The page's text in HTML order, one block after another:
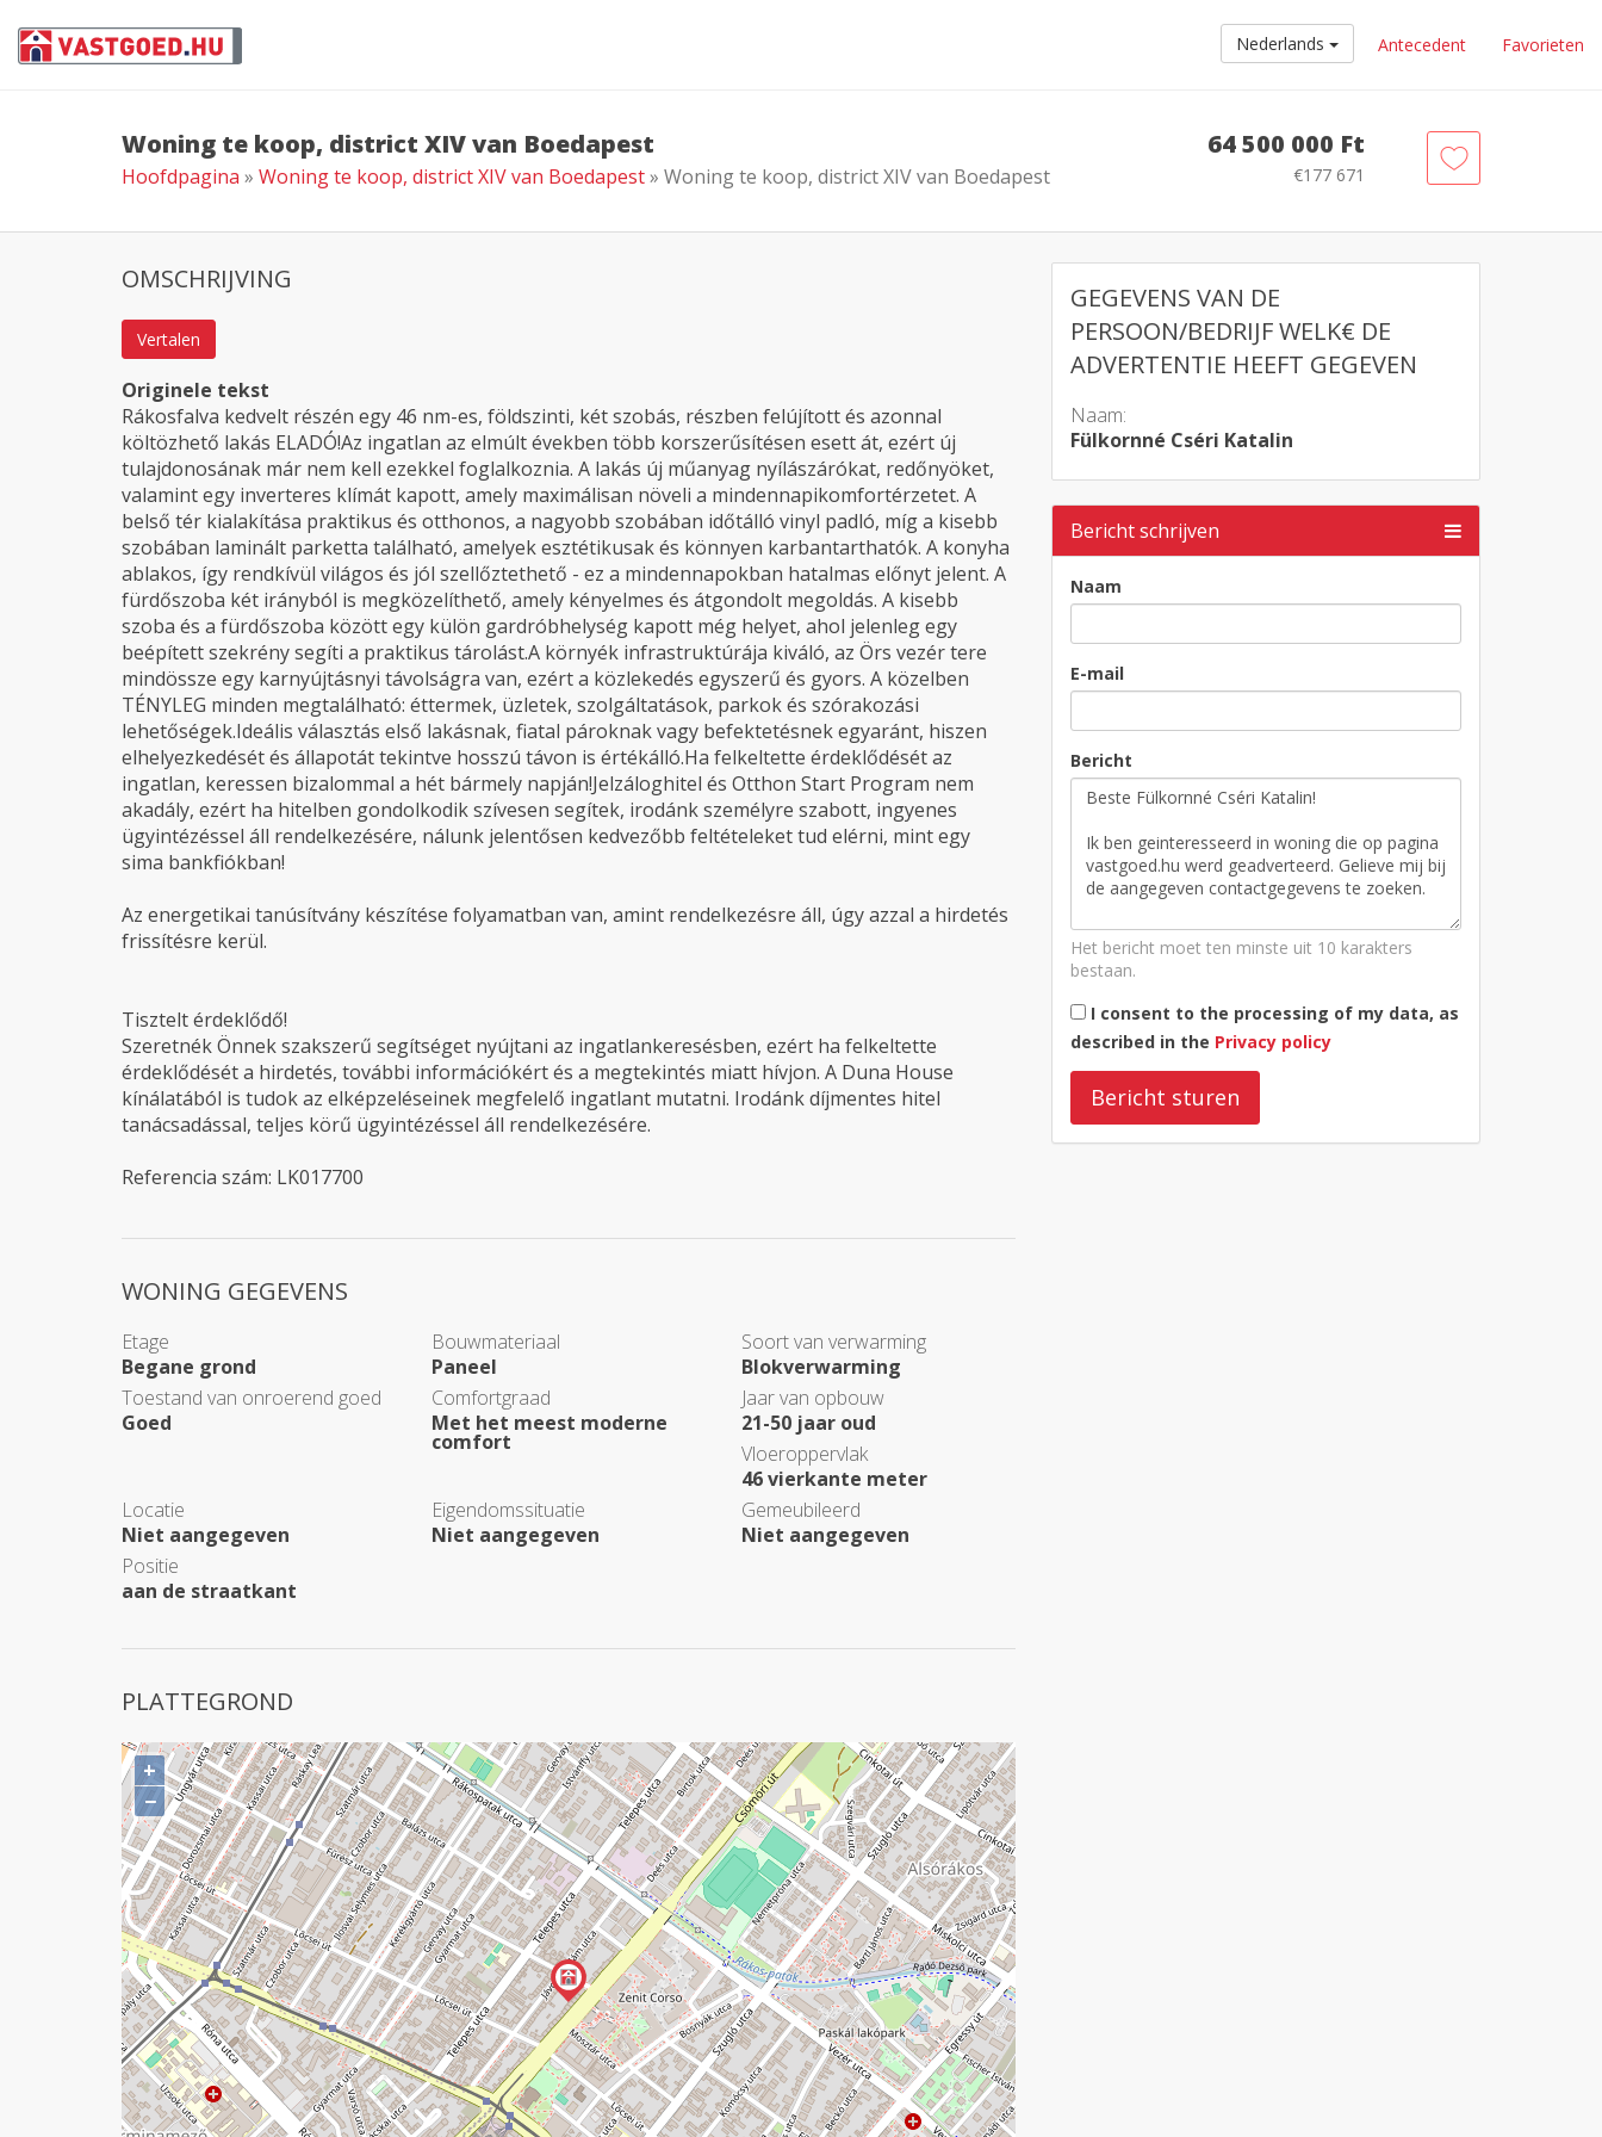
Nederlands Antecedent Favorieten
Woning te koop, district XIV van Boedapest
Hoofdpagina » Woning te koop, district XIV van Boedapest» Woning te koop, district XIV van Boedapest
64 500 000 Ft
€177 671
GEGEVENS VAN DE
PERSOON/BEDRIJF WELK€ DE
ADVERTENTIE HEEFT GEGEVEN
Naam:
Fülkornné Cséri Katalin
Bericht schrijven
Naam
E-mail
Bericht
Het bericht moet ten minste uit 10 karakters
bestaan.
I consent to the processing of my data, as
described in the Privacy policy
Bericht sturen
OMSCHRIJVING
Vertalen
Originele tekst
Rákosfalva kedvelt részén egy 46 nm-es, földszinti, két szobás, részben felújított és azonnal
költözhető lakás ELADÓ!Az ingatlan az elmúlt években több korszerűsítésen esett át, ezért új
tulajdonosának már nem kell ezekkel foglalkoznia. A lakás új műanyag nyílászárókat, redőnyöket,
valamint egy inverteres klímát kapott, amely maximálisan növeli a mindennapikomfortérzetet. A
belső tér kialakítása praktikus és otthonos, a nagyobb szobában időtálló vinyl padló, míg a kisebb
szobában laminált parketta található, amelyek esztétikusak és könnyen karbantarthatók. A konyha
ablakos, így rendkívül világos és jól szellőztethető - ez a mindennapokban hatalmas előnyt jelent. A
fürdőszoba két irányból is megközelíthető, amely kényelmes és átgondolt megoldás. A kisebb
szoba és a fürdőszoba között egy külön gardróbhelység kapott még helyet, ahol jelenleg egy
beépített szekrény segíti a praktikus tárolást.A környék infrastruktúrája kiváló, az Örs vezér tere
mindössze egy karnyújtásnyi távolságra van, ezért a közlekedés egyszerű és gyors. A közelben
TÉNYLEG minden megtalálható: éttermek, üzletek, szolgáltatások, parkok és szórakozási
lehetőségek.Ideális választás első lakásnak, fiatal pároknak vagy befektetésnek egyaránt, hiszen
elhelyezkedését és állapotát tekintve hosszú távon is értékálló.Ha felkeltette érdeklődését az
ingatlan, keressen bizalommal a hét bármely napján!Jelzáloghitel és Otthon Start Program nem
akadály, ezért ha hitelben gondolkodik szívesen segítek, irodánk személyre szabott, ingyenes
ügyintézéssel áll rendelkezésére, nálunk jelentősen kedvezőbb feltételeket tud elérni, mint egy
sima bankfiókban!
Az energetikai tanúsítvány készítése folyamatban van, amint rendelkezésre áll, úgy azzal a hirdetés
frissítésre kerül.
Tisztelt érdeklődő!
Szeretnék Önnek szakszerű segítséget nyújtani az ingatlankeresésben, ezért ha felkeltette
érdeklődését a hirdetés, további információkért és a megtekintés miatt hívjon. A Duna House
kínálatából is tudok az elképzeléseinek megfelelő ingatlant mutatni. Irodánk díjmentes hitel
tanácsadással, teljes körű ügyintézéssel áll rendelkezésére.
Referencia szám: LK017700
WONING GEGEVENS
Etage
Begane grond
Bouwmateriaal
Paneel
Soort van verwarming
Blokverwarming
Toestand van onroerend goed
Goed
Comfortgraad
Met het meest moderne
comfort
Jaar van opbouw
21-50 jaar oud
Vloeroppervlak
46 vierkante meter
Locatie
Niet aangegeven
Eigendomssituatie
Niet aangegeven
Gemeubileerd
Niet aangegeven
Positie
aan de straatkant
PLATTEGROND
+
−